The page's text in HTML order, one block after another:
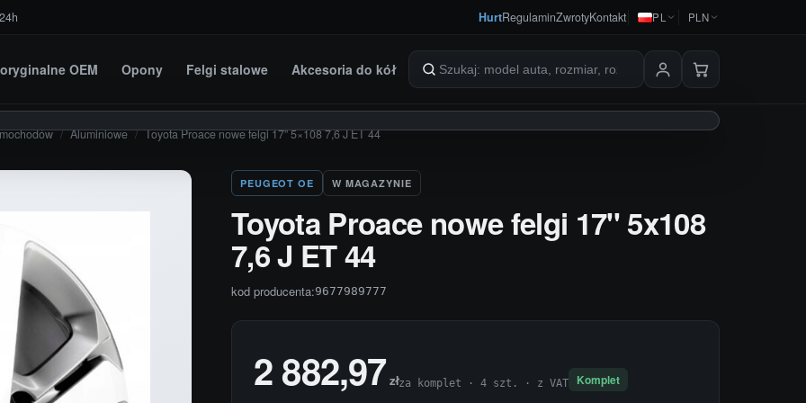
HurtRegulaminZwrotyKontakt PL PLN
OEM Opony Felgi stalowe Akcesoria do kół Szukaj produktów
/ Aluminiowe / Toyota Proace nowe felgi 17” 5×108 7,6 J ET 44
PEUGEOT OE W MAGAZYNIE
Toyota Proace nowe felgi 17'' 5x108
7,6 J ET 44
kod producenta:9677989777
2 882,97 złza komplet · 4 szt. · z VAT Komplet